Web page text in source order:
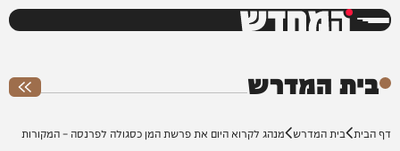
המחדש
בית המדרש
דף הבית בית המדרש מנהג לקרוא היום את פרשת המן כסגולה לפרנסה – המקורות